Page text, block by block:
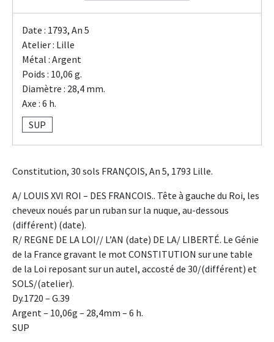
Date : 1793, An 5
Atelier : Lille
Métal : Argent
Poids : 10,06 g.
Diamètre : 28,4 mm.
Axe : 6 h.
SUP
Constitution, 30 sols FRANÇOIS, An 5, 1793 Lille.
A/ LOUIS XVI ROI – DES FRANCOIS.. Tête à gauche du Roi, les
cheveux noués par un ruban sur la nuque, au-dessous
(différent) (date).
R/ REGNE DE LA LOI// L’AN (date) DE LA/ LIBERTÉ. Le Génie
de la France gravant le mot CONSTITUTION sur une table
de la Loi reposant sur un autel, accosté de 30/(différent) et
SOLS/(atelier).
Dy.1720 – G.39
Argent – 10,06g – 28,4mm – 6 h.
SUP